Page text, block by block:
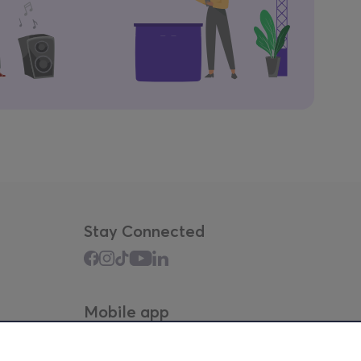
Stay Connected
Mobile app